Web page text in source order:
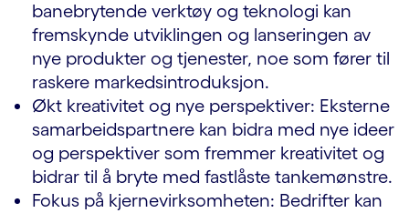
banebrytende verktøy og teknologi kan
fremskynde utviklingen og lanseringen av
nye produkter og tjenester, noe som fører til
raskere markedsintroduksjon.
Økt kreativitet og nye perspektiver: Eksterne
samarbeidspartnere kan bidra med nye ideer
og perspektiver som fremmer kreativitet og
bidrar til å bryte med fastlåste tankemønstre.
Fokus på kjernevirksomheten: Bedrifter kan